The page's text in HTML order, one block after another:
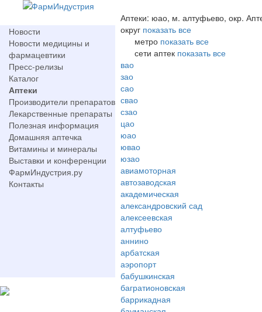
Новости
Новости медицины и
фармацевтики
Пресс-релизы
Каталог
Аптеки
Производители препаратов
Лекарственные препараты
Полезная информация
Домашняя аптечка
Витамины и минералы
Выставки и конференции
ФармИндустрия.ру
Контакты
Аптеки: юао, м. алтуфьево, окр.
округ показать все
метро показать все
сети аптек показать все
вао
зао
сао
свао
сзао
цао
юао
ювао
юзао
авиамоторная
автозаводская
академическая
александровский сад
алексеевская
алтуфьево
аннино
арбатская
аэропорт
бабушкинская
багратионовская
баррикадная